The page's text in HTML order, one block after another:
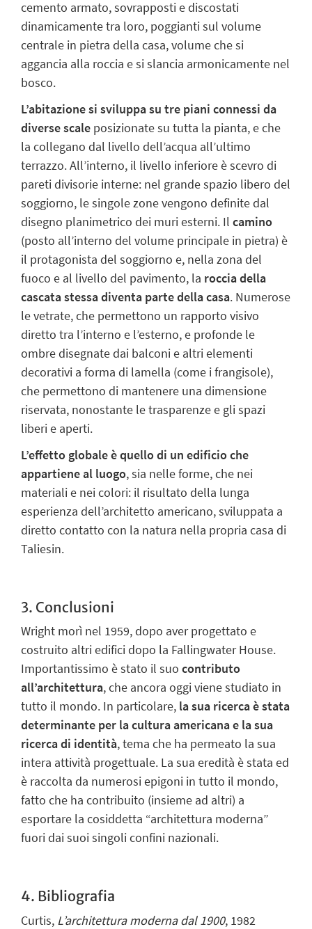
cemento armato, sovrapposti e discostati
dinamicamente tra loro, poggianti sul volume
centrale in pietra della casa, volume che si
aggancia alla roccia e si slancia armonicamente nel
bosco.
L’abitazione si sviluppa su tre piani connessi da
diverse scale posizionate su tutta la pianta, e che
la collegano dal livello dell’acqua all’ultimo
terrazzo. All’interno, il livello inferiore è scevro di
pareti divisorie interne: nel grande spazio libero del
soggiorno, le singole zone vengono definite dal
disegno planimetrico dei muri esterni. Il camino
(posto all’interno del volume principale in pietra) è
il protagonista del soggiorno e, nella zona del
fuoco e al livello del pavimento, la roccia della
cascata stessa diventa parte della casa. Numerose
le vetrate, che permettono un rapporto visivo
diretto tra l’interno e l’esterno, e profonde le
ombre disegnate dai balconi e altri elementi
decorativi a forma di lamella (come i frangisole),
che permettono di mantenere una dimensione
riservata, nonostante le trasparenze e gli spazi
liberi e aperti.
L’effetto globale è quello di un edificio che
appartiene al luogo, sia nelle forme, che nei
materiali e nei colori: il risultato della lunga
esperienza dell’architetto americano, sviluppata a
diretto contatto con la natura nella propria casa di
Taliesin.
3. Conclusioni
Wright morì nel 1959, dopo aver progettato e
costruito altri edifici dopo la Fallingwater House.
Importantissimo è stato il suo contributo
all’architettura, che ancora oggi viene studiato in
tutto il mondo. In particolare, la sua ricerca è stata
determinante per la cultura americana e la sua
ricerca di identità, tema che ha permeato la sua
intera attività progettuale. La sua eredità è stata ed
è raccolta da numerosi epigoni in tutto il mondo,
fatto che ha contribuito (insieme ad altri) a
esportare la cosiddetta “architettura moderna”
fuori dai suoi singoli confini nazionali.
4. Bibliografia
Curtis, L’architettura moderna dal 1900, 1982